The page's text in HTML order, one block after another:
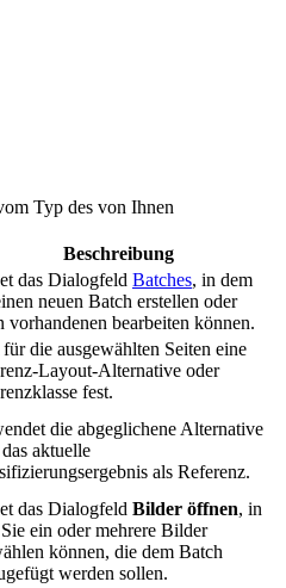
Typ des von Ihnen
Beschreibung
das Dialogfeld Batches, in dem
neuen Batch erstellen oder
vorhandenen bearbeiten können.
die ausgewählten Seiten eine
Layout-Alternative oder
fest.
die abgeglichene Alternative
aktuelle
als Referenz.
das Dialogfeld Bilder öffnen, in
ein oder mehrere Bilder
können, die dem Batch
werden sollen.